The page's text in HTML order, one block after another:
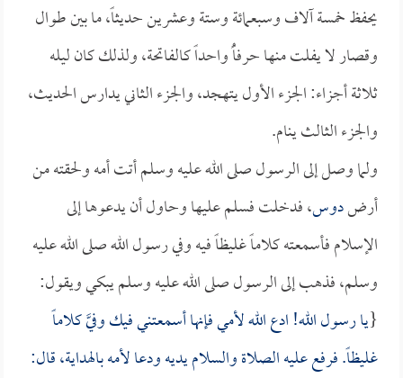
يحفظ خمسة آلاف وسبعمائة وستة وعشرين حديثاً، ما بين طوال
وقصار لا يفلت منها حرفاًُ واحداً كالفاتحة، ولذلك كان ليله
ثلاثة أجزاء: الجزء الأول يتهجد، والجزء الثاني يدارس الحديث،
والجزء الثالث ينام.
ولما وصل إلى الرسول صلى الله عليه وسلم أتت أمه ولحقته من
أرضدوس، فدخلت فسلم عليها وحاول أن يدعوها إلى
الإسلام فأسمعته كلاماً غليظاً فيه وفي رسول الله صلى الله عليه
وسلم، فذهب إلى الرسول صلى الله عليه وسلم يبكي ويقول:
{يا رسول الله! ادع الله لأمي فإنها أسمعتني فيك وفيَّ كلاماً
غليظاً. فرفع عليه الصلاة والسلام يديه ودعا لأمه بالهداية، قال: